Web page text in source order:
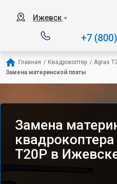
Ижевск ▼
+7
Главная / Квадрокоптер / Agras
Замена материнской платы
Замена
T20P в